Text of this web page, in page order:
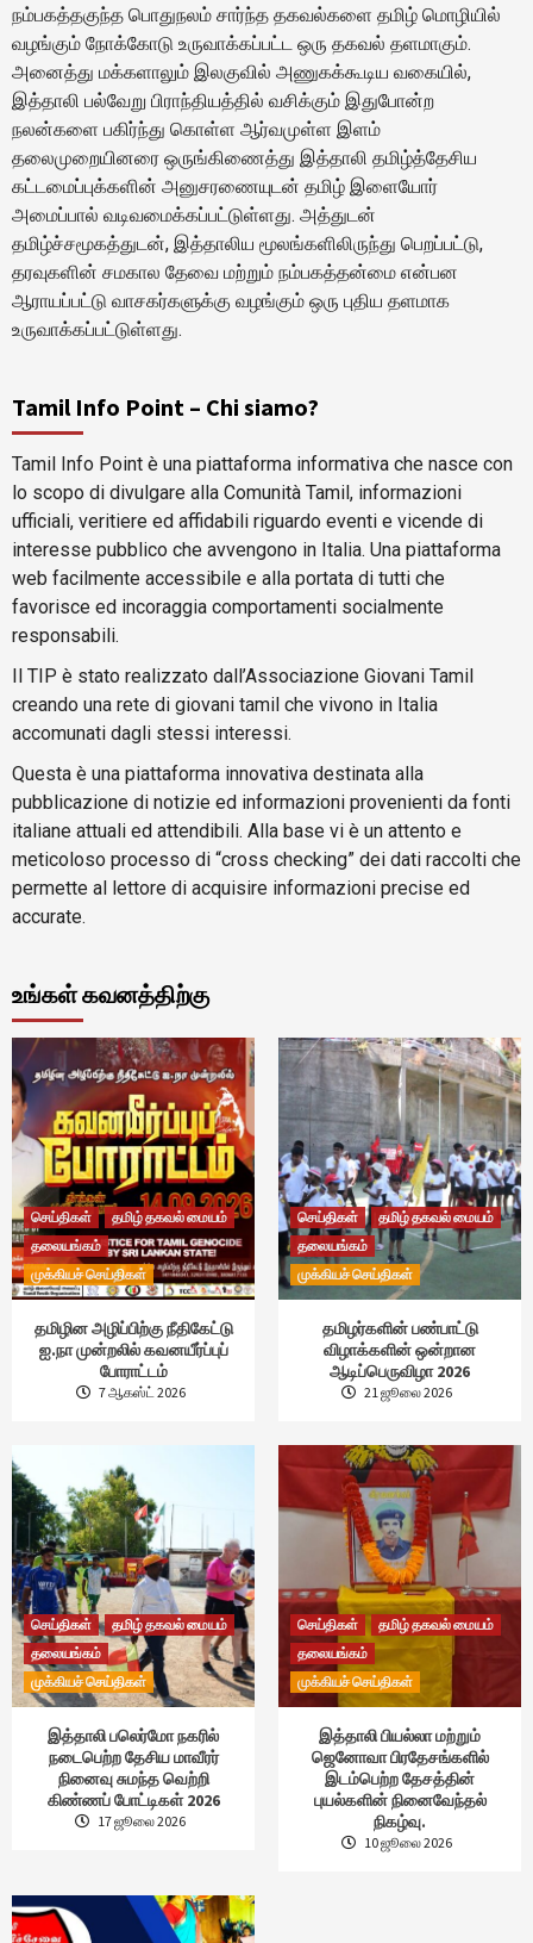
நம்பகத்தகுந்த பொதுநலம் சார்ந்த தகவல்களை தமிழ் மொழியில்
வழங்கும் நோக்கோடு உருவாக்கப்பட்ட ஒரு தகவல் தளமாகும்.
அனைத்து மக்களாலும் இலகுவில் அணுகக்கூடிய வகையில்,
இத்தாலி பல்வேறு பிராந்தியத்தில் வசிக்கும் இதுபோன்ற
நலன்களை பகிர்ந்து கொள்ள ஆர்வமுள்ள இளம்
தலைமுறையினரை ஒருங்கிணைத்து இத்தாலி தமிழ்த்தேசிய
கட்டமைப்புக்களின் அனுசரணையுடன் தமிழ் இளையோர்
அமைப்பால் வடிவமைக்கப்பட்டுள்ளது. அத்துடன்
தமிழ்ச்சமூகத்துடன், இத்தாலிய மூலங்களிலிருந்து பெறப்பட்டு,
தரவுகளின் சமகால தேவை மற்றும் நம்பகத்தன்மை என்பன
ஆராயப்பட்டு வாசகர்களுக்கு வழங்கும் ஒரு புதிய தளமாக
உருவாக்கப்பட்டுள்ளது.
Tamil Info Point – Chi siamo?
Tamil Info Point è una piattaforma informativa che nasce con
lo scopo di divulgare alla Comunità Tamil, informazioni
ufficiali, veritiere ed affidabili riguardo eventi e vicende di
interesse pubblico che avvengono in Italia. Una piattaforma
web facilmente accessibile e alla portata di tutti che
favorisce ed incoraggia comportamenti socialmente
responsabili.
Il TIP è stato realizzato dall’Associazione Giovani Tamil
creando una rete di giovani tamil che vivono in Italia
accomunati dagli stessi interessi.
Questa è una piattaforma innovativa destinata alla
pubblicazione di notizie ed informazioni provenienti da fonti
italiane attuali ed attendibili. Alla base vi è un attento e
meticoloso processo di “cross checking” dei dati raccolti che
permette al lettore di acquisire informazioni precise ed
accurate.
உங்கள் கவனத்திற்கு
செய்திகள்
தமிழ் தகவல் மையம்
தலையங்கம்
முக்கியச் செய்திகள்
தமிழின அழிப்பிற்கு நீதிகேட்டு
ஐ.நா முன்றலில் கவனயீர்ப்புப்
போராட்டம்
7 ஆகஸ்ட் 2026
செய்திகள்
தமிழ் தகவல் மையம்
தலையங்கம்
முக்கியச் செய்திகள்
தமிழர்களின் பண்பாட்டு
விழாக்களின் ஒன்றான
ஆடிப்பெருவிழா 2026
21 ஜூலை 2026
செய்திகள்
தமிழ் தகவல் மையம்
தலையங்கம்
முக்கியச் செய்திகள்
இத்தாலி பலெர்மோ நகரில்
நடைபெற்ற தேசிய மாவீரர்
நினைவு சுமந்த வெற்றி
கிண்ணப் போட்டிகள் 2026
17 ஜூலை 2026
செய்திகள்
தமிழ் தகவல் மையம்
தலையங்கம்
முக்கியச் செய்திகள்
இத்தாலி பியல்லா மற்றும்
ஜெனோவா பிரதேசங்களில்
இடம்பெற்ற தேசத்தின்
புயல்களின் நினைவேந்தல்
நிகழ்வு.
10 ஜூலை 2026